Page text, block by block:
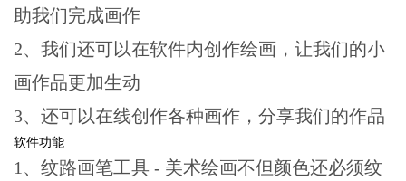
助我们完成画作
2、我们还可以在软件内创作绘画，让我们的小
画作品更加生动
3、还可以在线创作各种画作，分享我们的作品
软件功能
1、纹路画笔工具 - 美术绘画不但颜色还必须纹